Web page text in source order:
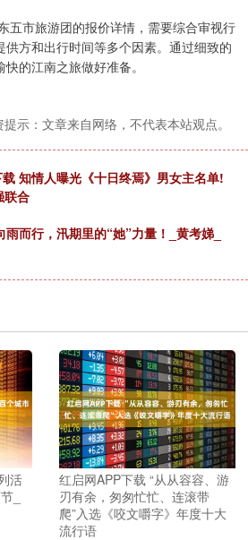
五市旅游团的报价详情，需要综合审视行
方和出行时间等多个因素。通过细致的
的江南之旅做好准备。
示：文章来自网络，不代表本站观点。
知情人曝光《十日终焉》男女主名单!
联合
而行，汛期里的“她”力量！_黄考娣_
活
_
红启网APP下载 “从从容容、游
刃有余，匆匆忙忙、连滚带
爬”入选《咬文嚼字》年度十大
流行语